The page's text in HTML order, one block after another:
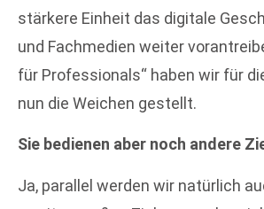
stärkere Einheit das digitale
und Fachmedien weiter
für Professionals“ haben wir für
nun die Weichen gestellt.
Sie bedienen aber noch andere
Ja, parallel werden wir natürlich